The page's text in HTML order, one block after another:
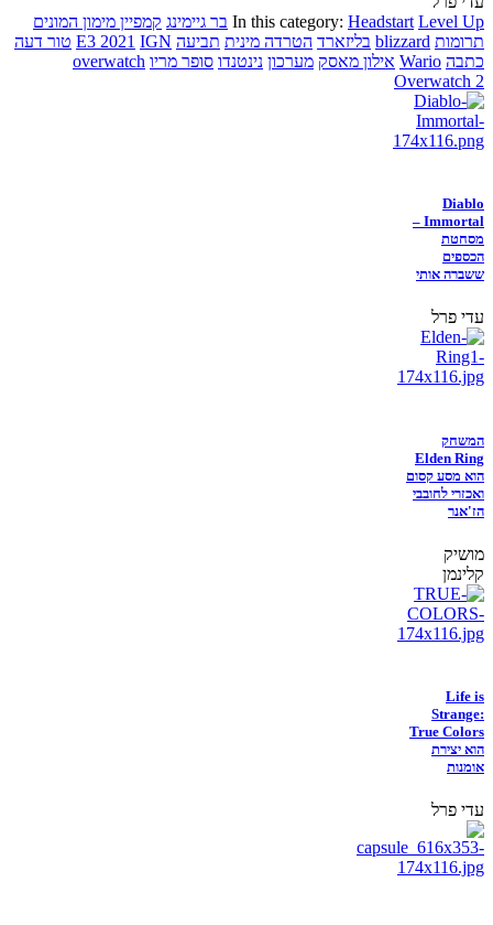
In this category: Headstart Level Up בר גיימינג קמפיין מימון המונים
תרומות blizzard בליזארד הטרדה מינית תביעה E3 2021 IGN
טור דעה
כתבה Wario אילון מאסק מערכון נינטנדו סופר מריו overwatch
Overwatch 2
Diablo
Immortal –
מסחטת
הכספים
ששברה אותי
עדי פרל
המשחק
Elden Ring
הוא מסע קסום
ואכזרי לחובבי
הז'אנר
מושיק
קלינמן
Life is
Strange:
True Colors
הוא יצירת
אומנות
עדי פרל